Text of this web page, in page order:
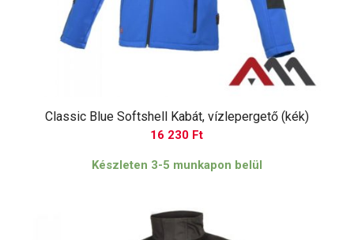
Classic Blue Softshell Kabát, vízlepergető (kék)
16 230 Ft
Készleten 3-5 munkapon belül